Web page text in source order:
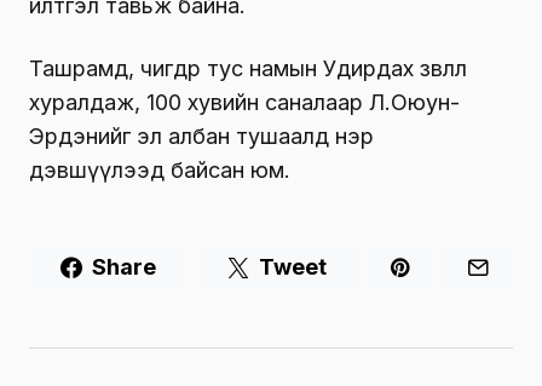
илтгэл тавьж байна.
Ташрамд, өчигдөр тус намын Удирдах зөвлөл
хуралдаж, 100 хувийн саналаар Л.Оюун-
Эрдэнийг эл албан тушаалд нэр
дэвшүүлээд байсан юм.
Share Tweet